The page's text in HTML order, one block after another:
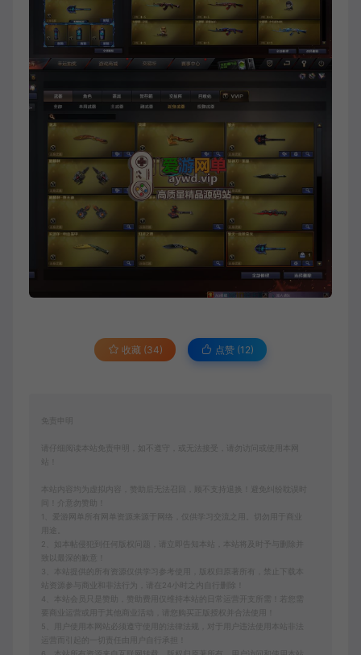
收藏 (34) 点赞 (12)
免责申明
请仔细阅读本站免责申明，如不遵守，或无法接受，请勿访问或使用本网
本站内容均为虚拟内容，赞助后无法召回，顾不支持退换！避免纠纷耽误时
间！介意勿赞助！
1、爱游网单所有网单资源来源于网络，仅供学习交流之用。切勿用于商业
2、如本帖侵犯到任何版权问题，请立即告知本站，本站将及时予与删除并
致以最深的歉意！
3、本站提供的所有资源仅供学习参考使用，版权归原著所有，禁止下载本
站资源参与商业和非法行为，请在24小时之内自行删除！
4、本站会员只是赞助，赞助费用仅维持本站的日常运营开支所需！若您需
要商业运营或用于其他商业活动，请您购买正版授权并合法使用！
5、用户使用本网站必须遵守使用的法律法规，对于用户违法使用本站非法